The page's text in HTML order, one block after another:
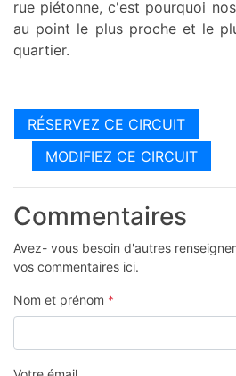
rue piétonne, c'est pourquoi
au point le plus proche et le
quartier.
RÉSERVEZ CE CIRCUIT
MODIFIEZ CE CIRCUIT
Commentaires
Avez- vous besoin d'autres
vos commentaires ici.
Nom et prénom *